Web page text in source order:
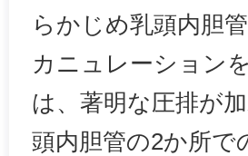
らかじめ乳頭内胆
カニュレーション
は、著明な圧排が
頭内胆管の2か所で